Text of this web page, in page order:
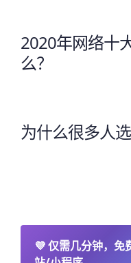
2020年网络十
么？
为什么很多人
💜仅需几分钟，免